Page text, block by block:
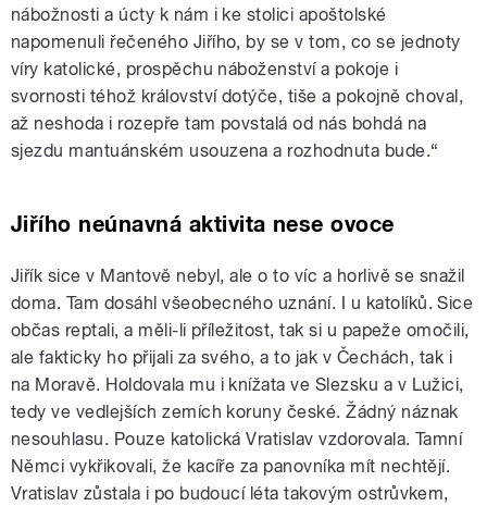
nábožnosti a úcty k nám i ke stolici apoštolské
napomenuli řečeného Jiřího, by se v tom, co se jednoty
víry katolické, prospěchu náboženství a pokoje i
svornosti téhož království dotýče, tiše a pokojně choval,
až neshoda i rozepře tam povstalá od nás bohdá na
sjezdu mantuánském usouzena a rozhodnuta bude.“
Jiřího neúnavná aktivita nese ovoce
Jiřík sice v Mantově nebyl, ale o to víc a horlivě se snažil
doma. Tam dosáhl všeobecného uznání. I u katolíků. Sice
občas reptali, a měli-li příležitost, tak si u papeže omočili,
ale fakticky ho přijali za svého, a to jak v Čechách, tak i
na Moravě. Holdovala mu i knížata ve Slezsku a v Lužici,
tedy ve vedlejších zemích koruny české. Žádný náznak
nesouhlasu. Pouze katolická Vratislav vzdorovala. Tamní
Němci vykřikovali, že kacíře za panovníka mít nechtějí.
Vratislav zůstala i po budoucí léta takovým ostrůvkem,